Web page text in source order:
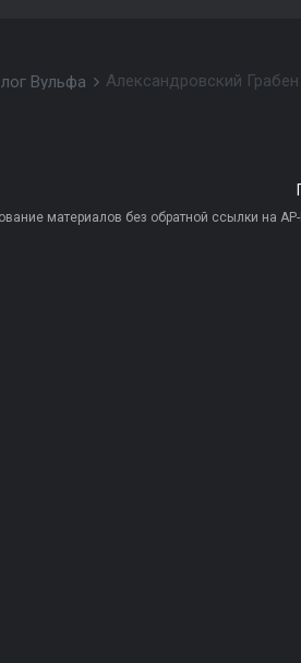
Вульфа Александровский
материалов без обратной ссылки на